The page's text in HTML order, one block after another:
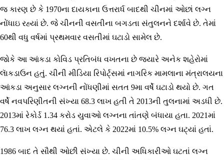
જ કારણ છે કે 1970ના દાયકાના ઉત્તરાર્ધ બાદથી ચીનમાં ઓછાં લગ્ન
નોંધાઇ રહ્યાં છે. જે ચીનની વસતીના બગડતા સંતુલનને દર્શાવે છે. તેમાં
60થી વધુ વર્ષમાં પ્રથમવાર વસતીમાં ઘટાડો સામેલ છે.
જોકે આ આંકડા કોવિડ પ્રતિબંધ વખતના છે જ્યારે અનેક શહેરોમાં
લાૅકડાઉન હતું. ચીની મીડિયા રિપોર્ટ્સમાં નાગરિક મામલાના મંત્રાલયના
આંકડા અનુસાર લગ્નની નોંધણીમાં સતત 9મા વર્ષે ઘટાડો થયો છે. ગત
વર્ષે નવપરિણીતની સંખ્યા 68.3 લાખ હતી તે 2013ની તુલનામાં અડધી છે.
2013માં રેકોર્ડ 1.34 કરોડ યુવાઓ લગ્નના તાંતણે બંધાયા હતા. 2021માં
76.3 લાખ લગ્ન થયાં હતાં. એટલે કે 2022માં 10.5% લગ્ન ઘટ્યાં હતાં.
1986 બાદ તે સૌથી ઓછી સંખ્યા છે. ચીની અધિકારીઓ ઘટતાં લગ્ન